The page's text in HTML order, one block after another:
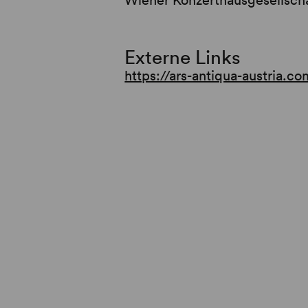
Externe Links
https://ars-antiqua-